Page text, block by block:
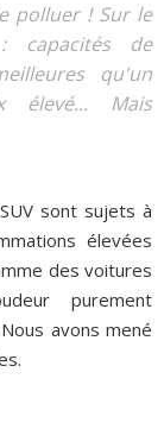
polluer ! Sur le
de
qu'un
élevé... Mais
sont sujets à
élevées
des voitures
purement
avons mené